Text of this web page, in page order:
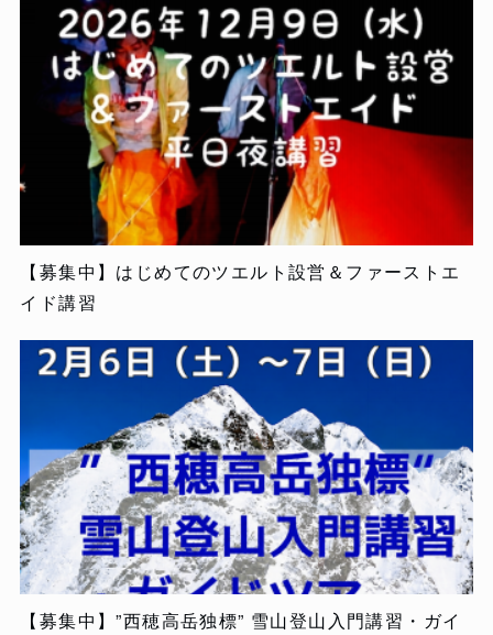
【募集中】はじめてのツエルト設営＆ファーストエ
イド講習
【募集中】”西穂高岳独標” 雪山登山入門講習・ガイ